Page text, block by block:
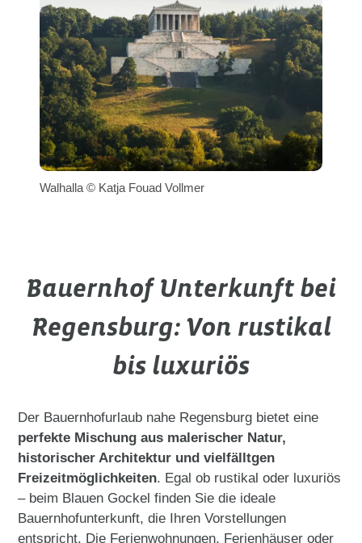
Walhalla © Katja Fouad Vollmer
Bauernhof Unterkunft bei
Regensburg: Von rustikal
bis luxuriös
Der Bauernhofurlaub nahe Regensburg bietet eine
perfekte Mischung aus malerischer Natur,
historischer Architektur und vielfälltgen
Freizeitmöglichkeiten. Egal ob rustikal oder luxuriös
– beim Blauen Gockel finden Sie die ideale
Bauernhofunterkunft, die Ihren Vorstellungen
entspricht. Die Ferienwohnungen, Ferienhäuser oder